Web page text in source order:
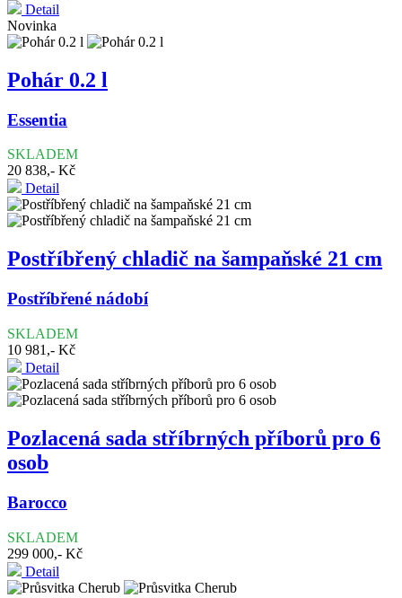
Detail
Novinka
Pohár 0.2 l
Essentia
SKLADEM
20 838,- Kč
Detail
Postříbřený chladič na šampaňské 21 cm
Postříbřené nádobí
SKLADEM
10 981,- Kč
Detail
Pozlacená sada stříbrných příborů pro 6
osob
Barocco
SKLADEM
299 000,- Kč
Detail